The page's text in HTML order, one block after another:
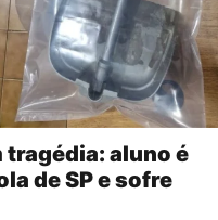
aluno é
de SP e sofre